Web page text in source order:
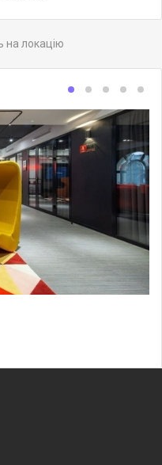
на локацію